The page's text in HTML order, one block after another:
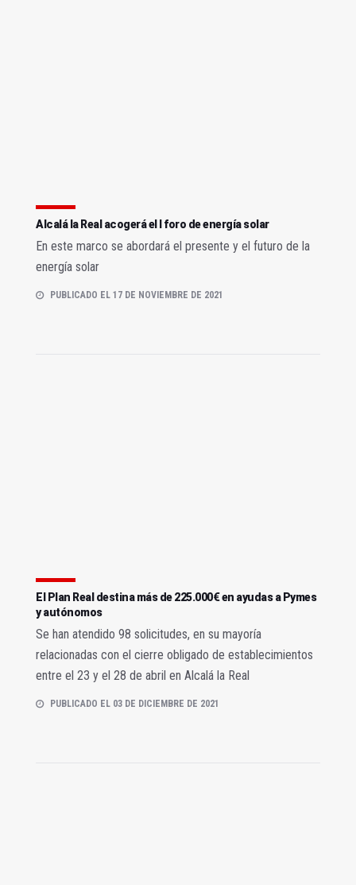
Alcalá la Real acogerá el I foro de energía solar
En este marco se abordará el presente y el futuro de la
energía solar
PUBLICADO EL 17 DE NOVIEMBRE DE 2021
El Plan Real destina más de 225.000€ en ayudas a Pymes
y autónomos
Se han atendido 98 solicitudes, en su mayoría
relacionadas con el cierre obligado de establecimientos
entre el 23 y el 28 de abril en Alcalá la Real
PUBLICADO EL 03 DE DICIEMBRE DE 2021